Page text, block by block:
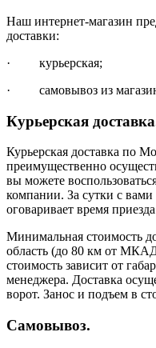
Наш интернет-магазин
доставки:
· курьерская;
· самовывоз из
Курьерская
Курьерская доставка по
преимущественно
вы можете
компании. За сутки с вами
оговаривает время
Минимальная стоимость
область (до 80 км от
стоимость зависит от
менеджера. Доставка
ворот. Занос и подъем в
Самовывоз.